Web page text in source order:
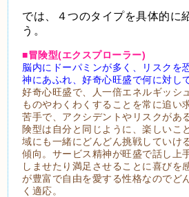
では、４つのタイプを具体的に
う。
■冒険型(エクスプローラー)
脳内にドーパミンが多く、リスクを
神にあふれ、好奇心旺盛で何に対し
好奇心旺盛で、人一倍エネルギッシ
ものやわくわくすることを常に追い
苦手で、アクシデントやリスクがあ
険型は自分と同じように、楽しいこ
域にも一緒にどんどん挑戦していけ
傾向。サービス精神が旺盛で話し上
しませたり満足させることに喜びを
が豊富で自由を愛する性格なのでど
く適応。